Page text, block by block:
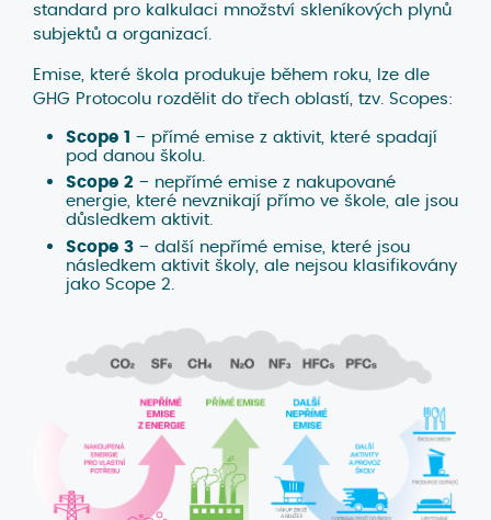
standard pro kalkulaci množství skleníkových plynů
subjektů a organizací.
Emise, které škola produkuje během roku, lze dle
GHG Protocolu rozdělit do třech oblastí, tzv. Scopes:
Scope 1 − přímé emise z aktivit, které spadají
pod danou školu.
Scope 2− nepřímé emise z nakupované
energie, které nevznikají přímo ve škole, ale jsou
důsledkem aktivit.
Scope 3− další nepřímé emise, které jsou
následkem aktivit školy, ale nejsou klasifikovány
jako Scope 2.